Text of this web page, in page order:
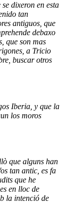
dixeron en esta
tan
antiguos, que
debaxo
que son mas
a Tricio
buscar otros
Iberia, y que la
los moros
que alguns han
tan antic, es fa
que he
en lloc de
la intenció de